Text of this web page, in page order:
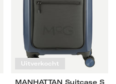
Uitverkocht
MANHATTAN Suitcase S